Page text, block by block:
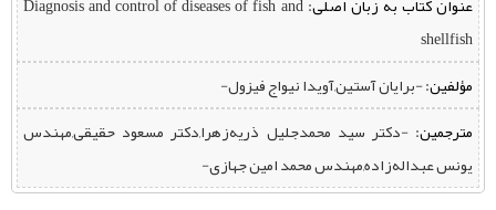
shellfish
مؤلفین:‌ -برایان آستین,آویدا نیواج فیزول-
مترجمین: ‌ -دکتر سید محمدجلیل ذریه‌زهرا,دکتر مسعود حقیقی,مهندس
یونس عبداله‌زاده,مهندس محمد امین جهازی-